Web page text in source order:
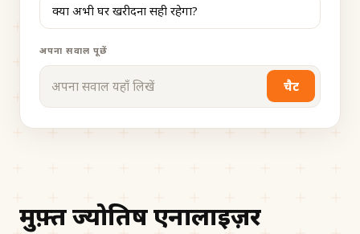
क्या अभी घर खरीदना सही रहेगा?
अपना सवाल पूछें
चैट
मुफ़्त ज्योतिष एनालाइज़र